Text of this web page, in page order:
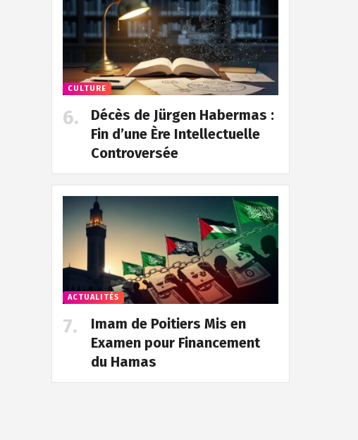
CULTURE
Décès de Jürgen Habermas :
Fin d’une Ère Intellectuelle
Controversée
ACTUALITÉS
Imam de Poitiers Mis en
Examen pour Financement
du Hamas